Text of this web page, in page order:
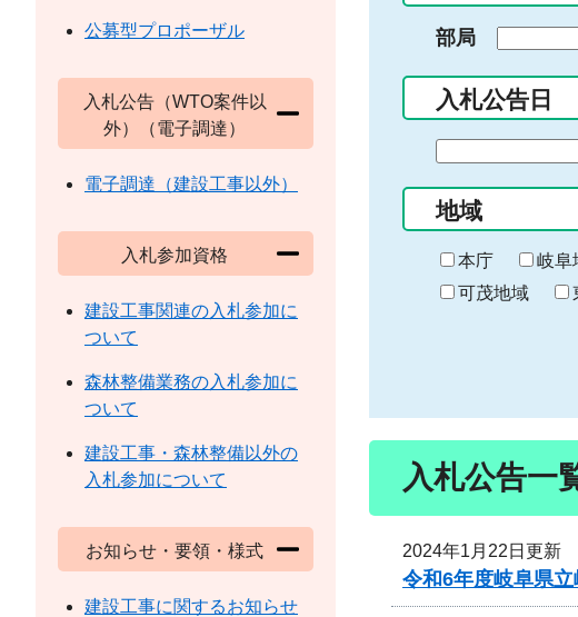
部局
入札公告日
の
始
ま
り
地域
本庁 岐阜
可茂地域
入札公告一
2024年1月22日更新
令和6年度岐阜県
公募型プロポーザル
入札公告（WTO案件以
外）（電子調達）
電子調達（建設工事以外）
入札参加資格
建設工事関連の入札参加に
ついて
森林整備業務の入札参加に
ついて
建設工事・森林整備以外の
入札参加について
お知らせ・要領・様式
建設工事に関するお知らせ